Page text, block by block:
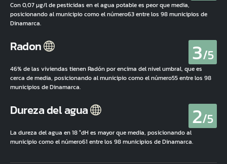
Con 0,07 µg/l de pesticidas en el agua potable es peor que media,
posicionando al municipio como el número63 entre los 98 municipios de
Dinamarca.
Radon 3/5
46% de las viviendas tienen Radón por encima del nivel umbral, que es
cerca de media, posicionando al municipio como el número55 entre los 98
municipios de Dinamarca.
Dureza del agua 2/5
La dureza del agua en 18 °dH es mayor que media, posicionando al
municipio como el número61 entre los 98 municipios de Dinamarca.